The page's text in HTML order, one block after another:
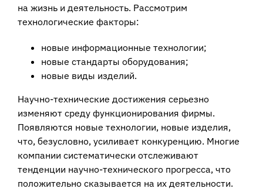
на жизнь и деятельность. Рассмотрим
технологические факторы:
новые информационные технологии;
новые стандарты оборудования;
новые виды изделий.
Научно-технические достижения серьезно
изменяют среду функционирования фирмы.
Появляются новые технологии, новые изделия,
что, безусловно, усиливает конкуренцию. Многие
компании систематически отслеживают
тенденции научно-технического прогресса, что
положительно сказывается на их деятельности.